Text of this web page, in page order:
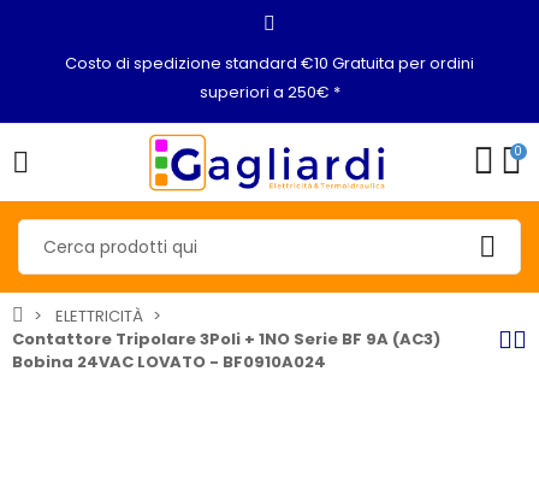
Costo di spedizione standard €10 Gratuita per ordini
superiori a 250€ *
0
ELETTRICITÀ
Contattore Tripolare 3Poli + 1NO Serie BF 9A (AC3)
Bobina 24VAC LOVATO - BF0910A024